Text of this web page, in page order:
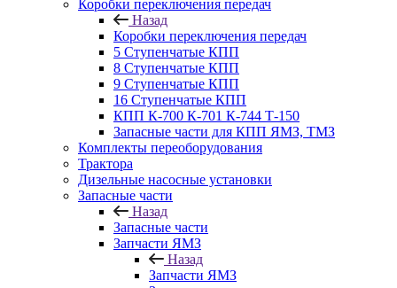
Коробки переключения передач
Назад
Коробки переключения передач
5 Ступенчатые КПП
8 Ступенчатые КПП
9 Ступенчатые КПП
16 Ступенчатые КПП
КПП К-700 К-701 К-744 Т-150
Запасные части для КПП ЯМЗ, ТМЗ
Комплекты переоборудования
Трактора
Дизельные насосные установки
Запасные части
Назад
Запасные части
Запчасти ЯМЗ
Назад
Запчасти ЯМЗ